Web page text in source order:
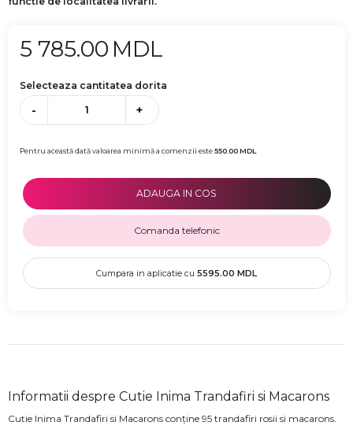
5 785.00 MDL
Selecteaza cantitatea dorita
- +
Pentru această dată valoarea minimă a comenzii este550.00MDL
ADAUGA IN COS
Comanda telefonic
Cumpara in aplicatie cu 5595.00 MDL
Informatii despre Cutie Inima Trandafiri si Macarons
Cutie Inima Trandafiri si Macarons conține 95 trandafiri rosii si macarons.